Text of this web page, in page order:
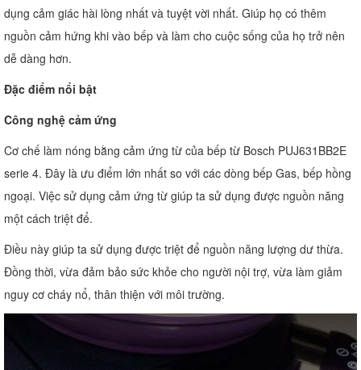
dụng cảm giác hài lòng nhất và tuyệt vời nhất. Giúp họ có thêm
nguồn cảm hứng khi vào bếp và làm cho cuộc sống của họ trở nên
dễ dàng hơn.
Đặc điểm nổi bật
Công nghệ cảm ứng
Cơ chế làm nóng bằng cảm ứng từ của bếp từ Bosch PUJ631BB2E
serie 4. Đây là ưu điểm lớn nhất so với các dòng bếp Gas, bếp hồng
ngoại. Việc sử dụng cảm ứng từ giúp ta sử dụng được nguồn năng
một cách triệt để.
Điều này giúp ta sử dụng được triệt để nguồn năng lượng dư thừa.
Đồng thời, vừa đảm bảo sức khỏe cho người nội trợ, vừa làm giảm
nguy cơ cháy nổ, thân thiện với môi trường.